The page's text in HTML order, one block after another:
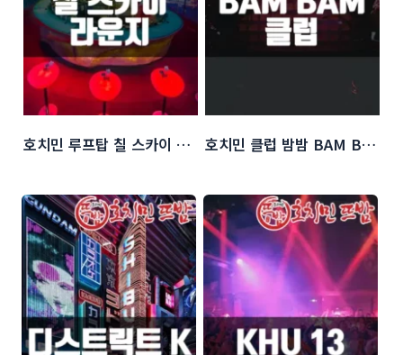
호치민 루프탑 칠 스카이 바 (Chill Bar) 호치민 클럽 밤밤 BAM BAM